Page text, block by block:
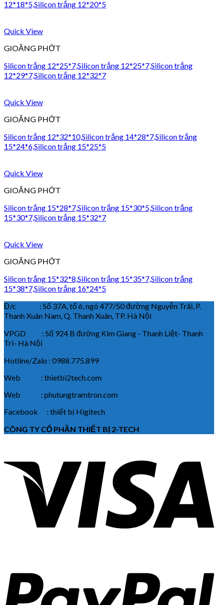
12*18*5,Silicon trắng 12*20*5
Quick View
GIOĂNG PHỚT
Silicon trắng 12*25*7,Silicon trắng 12*25*7,Silicon trắng
12*29*7,Silicon trắng 12*32*7
Quick View
GIOĂNG PHỚT
Silicon trắng 12*32*10,Silicon trắng 14*28*7,Silicon trắng
15*24*6,Silicon trắng 15*25*5
Quick View
GIOĂNG PHỚT
Silicon trắng 15*28*7,Silicon trắng 15*30*5,Silicon trắng
15*30*7,Silicon trắng 15*32*7
Quick View
GIOĂNG PHỚT
Silicon trắng 15*32*8,Silicon trắng 15*35*7,Silicon trắng
15*38*7,Silicon trắng 16*24*5
Đ/c : Số 37A, tổ 6, ngõ 477/50 đường Nguyễn Trãi, P.
Thanh Xuân Nam, Q. Thanh Xuân, TP. Hà Nội
VPGD : Số 924 B đường Kim Giang - Thanh Liệt- Thanh
Trì- Hà Nội
Hotline/Zalo : 0988.775.899
Web : thietbi2tech.com
Web : phutungtramtron.com
Facebook : thiết bị Higitech
CÔNG TY CỔ PHẦN THIẾT BỊ 2-TECH